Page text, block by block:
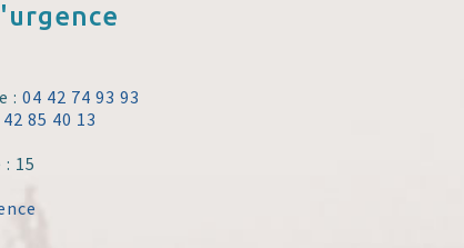
:04 42 74 93 93
85 40 13
15